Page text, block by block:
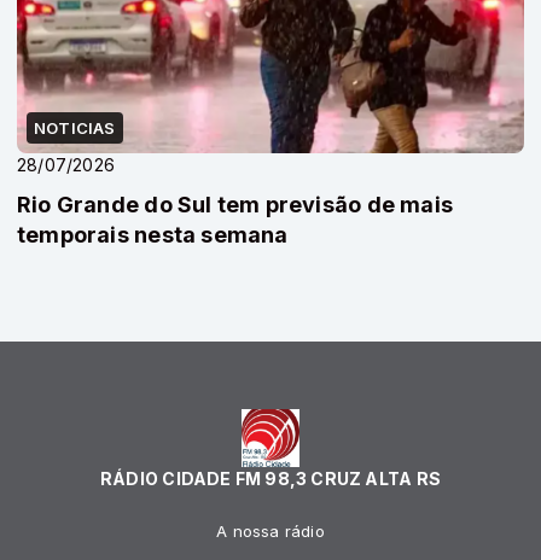
NOTICIAS
28/07/2026
Rio Grande do Sul tem previsão de mais
temporais nesta semana
RÁDIO CIDADE FM 98,3 CRUZ ALTA RS
A nossa rádio